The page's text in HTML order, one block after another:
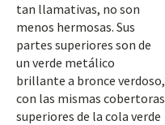
tan llamativas, no son
menos hermosas. Sus
partes superiores son de
un verde metálico
brillante a bronce verdoso,
con las mismas cobertoras
superiores de la cola verde